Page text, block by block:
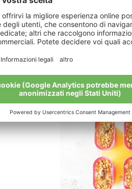
Nel frattempo,
zucchero e i semi
riponete in frigo